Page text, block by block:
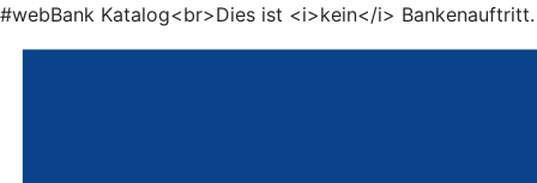
#webBank Katalog<br>Dies ist <i>kein</i> Bankenauftritt.